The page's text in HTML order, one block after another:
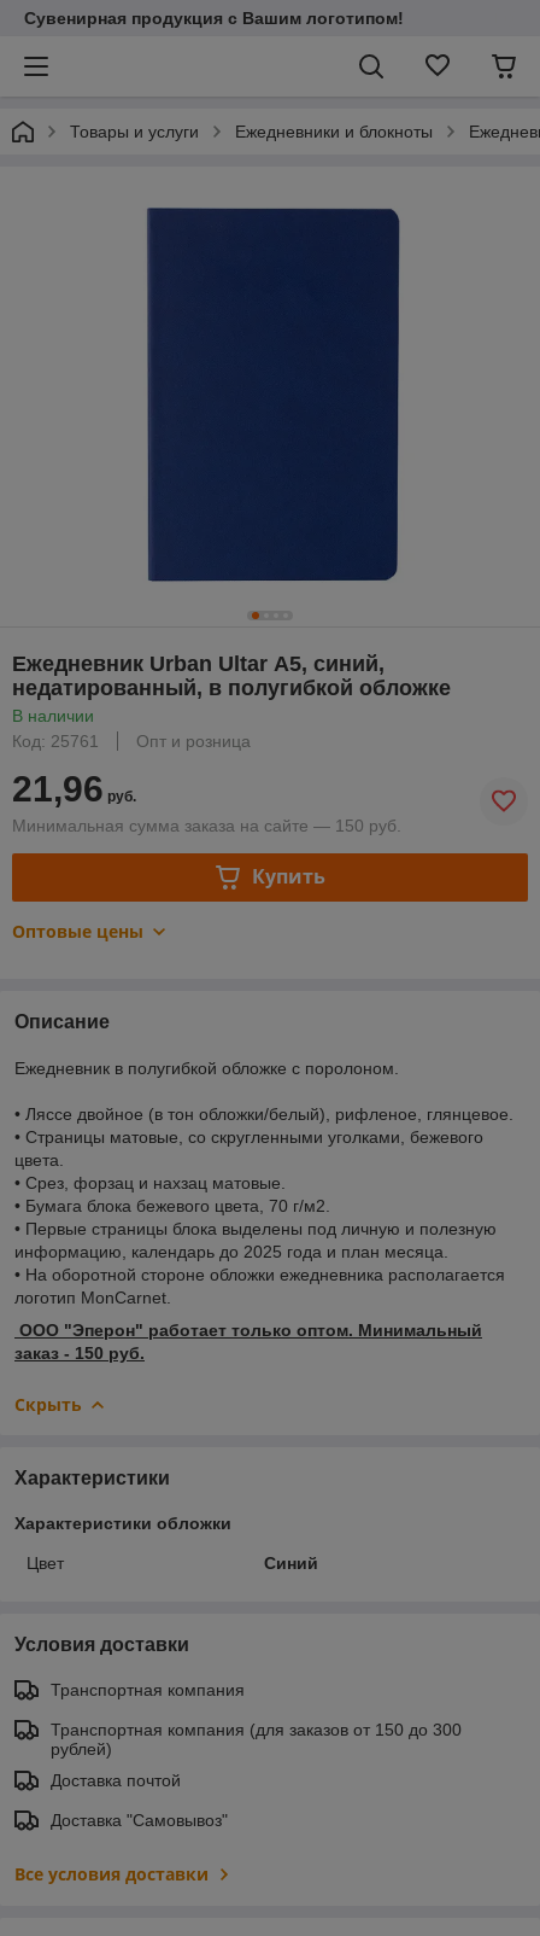
Сувенирная продукция с Вашим логотипом!
Товары и услуги Ежедневники и блокноты
Ежедневник Urban Ultar А5, синий,
недатированный, в полугибкой обложке
В наличии
Код: 25761
Опт и розница
21,96 руб.
Минимальная сумма заказа на сайте — 150 руб.
Купить
Оптовые цены
Описание
Ежедневник в полугибкой обложке с поролоном.
• Ляссе двойное (в тон обложки/белый), рифленое, глянцевое.
• Страницы матовые, со скругленными уголками, бежевого
цвета.
• Срез, форзац и нахзац матовые.
• Бумага блока бежевого цвета, 70 г/м2.
• Первые страницы блока выделены под личную и полезную
информацию, календарь до 2025 года и план месяца.
• На оборотной стороне обложки ежедневника располагается
логотип MonCarnet.
ООО "Эперон" работает только оптом. Минимальный
заказ - 150 руб.
Скрыть
Характеристики
Характеристики обложки
Цвет Синий
Условия доставки
Транспортная компания
Транспортная компания (для заказов от 150 до 300
рублей)
Доставка почтой
Доставка "Самовывоз"
Все условия доставки